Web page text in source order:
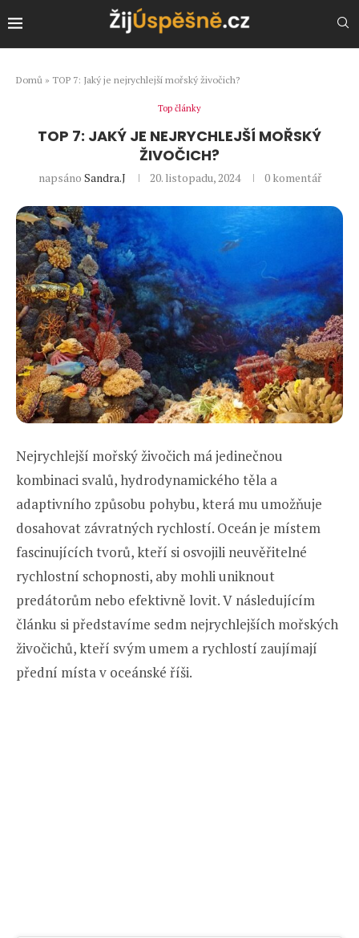
Domů » TOP 7: Jaký je nejrychlejší mořský živočich?
Top články
TOP 7: JAKÝ JE NEJRYCHLEJŠÍ MOŘSKÝ
ŽIVOČICH?
napsáno Sandra.J 20. listopadu, 2024 0 komentář
Nejrychlejší mořský živočich má jedinečnou
kombinaci svalů, hydrodynamického těla a
adaptivního způsobu pohybu, která mu umožňuje
dosahovat závratných rychlostí. Oceán je místem
fascinujících tvorů, kteří si osvojili neuvěřitelné
rychlostní schopnosti, aby mohli uniknout
predátorům nebo efektivně lovit. V následujícím
článku si představíme sedm nejrychlejších mořských
živočichů, kteří svým umem a rychlostí zaujímají
přední místa v oceánské říši.